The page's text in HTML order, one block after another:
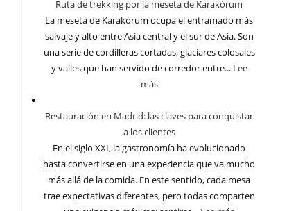
Ruta de trekking por la meseta de Karakórum
La meseta de Karakórum ocupa el entramado más
salvaje y alto entre Asia central y el sur de Asia. Son
una serie de cordilleras cortadas, glaciares colosales
y valles que han servido de corredor entre... Lee
más
Restauración en Madrid: las claves para conquistar
a los clientes
En el siglo XXI, la gastronomía ha evolucionado
hasta convertirse en una experiencia que va mucho
más allá de la comida. En este sentido, cada mesa
trae expectativas diferentes, pero todas comparten